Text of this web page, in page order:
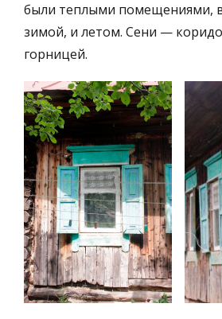
были теплыми помещениями,
зимой, и летом. Сени —
горницей.